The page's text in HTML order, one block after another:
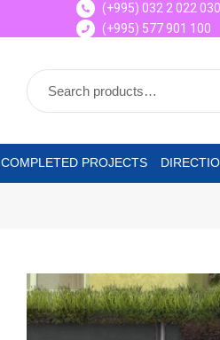
(+995) 032 2 022 030
(+995) 577 901 100
COMPLETED PROJECTS